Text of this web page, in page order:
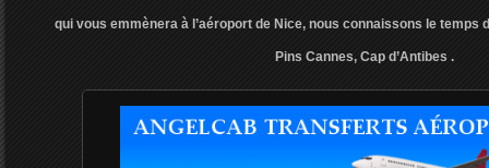
qui vous emmènera à l’aéroport de Nice, nous connaissons le temps
Pins Cannes, Cap d’Antibes .